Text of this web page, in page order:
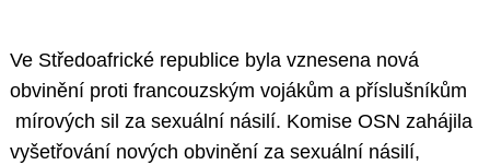
Ve Středoafrické republice byla vznesena nová
obvinění proti francouzským vojákům a příslušníkům
mírových sil za sexuální násilí. Komise OSN zahájila
vyšetřování nových obvinění za sexuální násilí,